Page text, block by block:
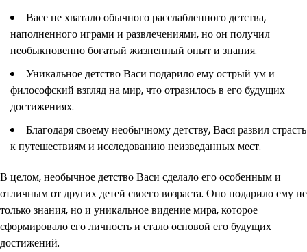
Васе не хватало обычного расслабленного детства,
наполненного играми и развлечениями, но он получил
необыкновенно богатый жизненный опыт и знания.
Уникальное детство Васи подарило ему острый ум и
философский взгляд на мир, что отразилось в его будущих
достижениях.
Благодаря своему необычному детству, Вася развил страсть
к путешествиям и исследованию неизведанных мест.
В целом, необычное детство Васи сделало его особенным и
отличным от других детей своего возраста. Оно подарило ему не
только знания, но и уникальное видение мира, которое
сформировало его личность и стало основой его будущих
достижений.